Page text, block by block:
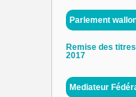
Parlement
Remise des
2017
Mediateur